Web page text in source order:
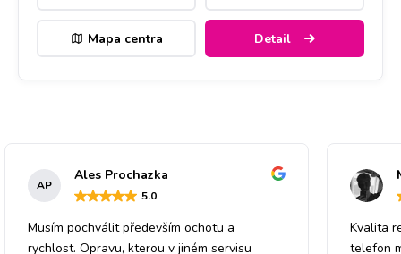
Mapa centra Detail
AP
Ales Prochazka
5.0
Musím pochválit především ochotu a
rychlost. Opravu, kterou v jiném servisu
Kvalita
telefon